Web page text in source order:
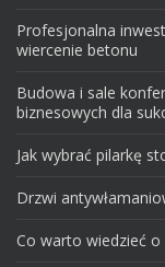
Profesjonalna
wiercenie betonu
Budowa i sale
biznesowych dla
Jak wybrać pilarkę
Drzwi
Co warto wiedzieć